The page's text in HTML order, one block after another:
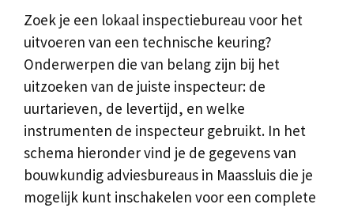
Zoek je een lokaal inspectiebureau voor het
uitvoeren van een technische keuring?
Onderwerpen die van belang zijn bij het
uitzoeken van de juiste inspecteur: de
uurtarieven, de levertijd, en welke
instrumenten de inspecteur gebruikt. In het
schema hieronder vind je de gegevens van
bouwkundig adviesbureaus in Maassluis die je
mogelijk kunt inschakelen voor een complete